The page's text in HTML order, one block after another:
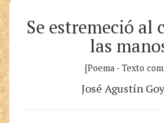
Se estremeció al
las
[Poema - Texto
José Agustín